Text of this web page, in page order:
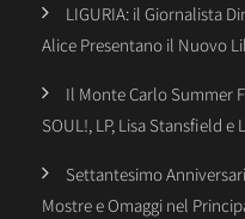
LIGURIA: il Giornalista
Alice Presentano il Nuovo
Il Monte Carlo Summer
SOUL!, LP, Lisa Stansfield e
Settantesimo
Mostre e Omaggi nel